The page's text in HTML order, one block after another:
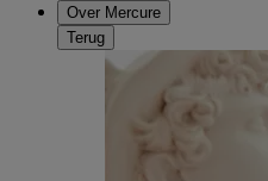
Over Mercure
Terug